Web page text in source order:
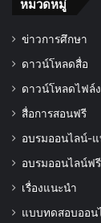
หมวดหมู่
ข่าวการศึกษา
ดาวน์โหลดสื่อ
ดาวน์โหลดไฟล์
สื่อการสอนฟรี
อบรมออนไลน์-
อบรมออนไลน์ฟรี
เรื่องแนะนำ
แบบทดสอบออน